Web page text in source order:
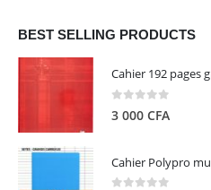
était :
000 CFA.
BEST SELLING PRODUCTS
3 000 CFA